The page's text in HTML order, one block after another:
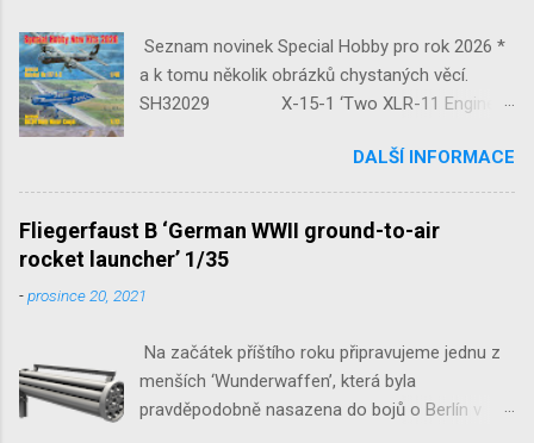
Seznam novinek Special Hobby pro rok 2026 *
a k tomu několik obrázků chystaných věcí.
SH32029 X-15-1 ‘Two XLR-11 Engines’
‘Guardians of Sion’ 1/32 SH32092
JB-2 Loon ‘US Version of V-1 Missile’
1/32 1/32 SH48052 Seafire
Mk.III 1/48 reissue SH48160
Baltimore Mk.I 1/48 ...
DALŠÍ INFORMACE
Fliegerfaust B ‘German WWII ground-to-air
rocket launcher’ 1/35
-prosince 20, 2021
Na začátek příštího roku připravujeme jednu z
menších ‘Wunderwaffen’, která byla
pravděpodobně nasazena do bojů o Berlín v